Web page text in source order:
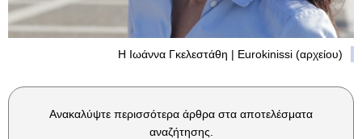
Η Ιωάννα Γκελεστάθη | Eurokinissi (αρχείου)
Ανακαλύψτε περισσότερα άρθρα στα αποτελέσματα
αναζήτησης.